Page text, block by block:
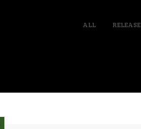
ALL RELEASE